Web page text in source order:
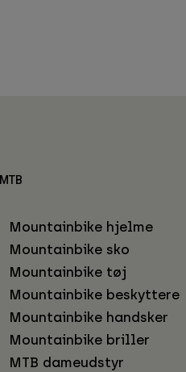
MTB
Mountainbike hjelme
Mountainbike sko
Mountainbike tøj
Mountainbike beskyttere
Mountainbike handsker
Mountainbike briller
MTB dameudstyr